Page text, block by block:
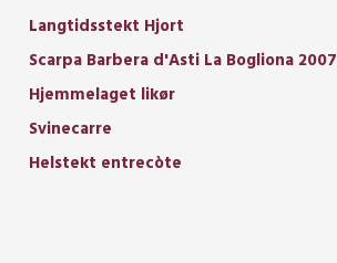
Langtidsstekt Hjort
Scarpa Barbera d'Asti La Bogliona 2007
Hjemmelaget likør
Svinecarre
Helstekt entrecòte